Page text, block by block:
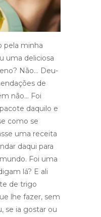
pela minha
uma deliciosa
Não… Deu-
de
não… Foi
daquilo e
como se
uma receita
daqui para
Foi uma
lá? E ali
de trigo
lhe fazer, sem
se ia gostar ou